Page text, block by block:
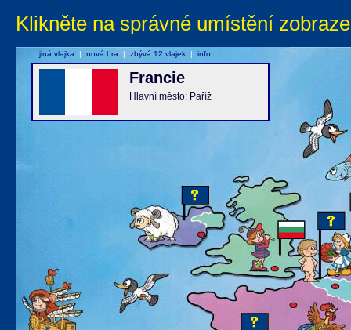
Klikněte na správné umístění
Francie
Hlavní město: Paříž
jiná vlajka | nová hra | zbývá 12 vlajek | info